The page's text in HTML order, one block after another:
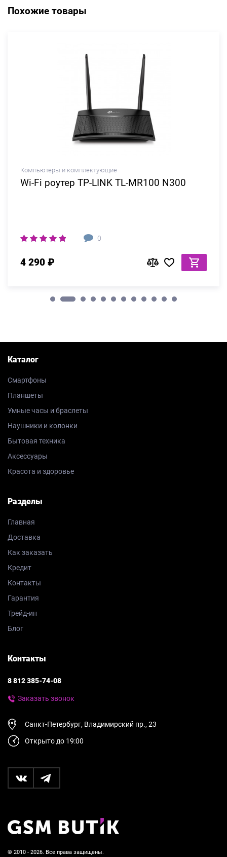
Похожие товары
Компьютеры и комплектующие
Wi-Fi роутер TP-LINK TL-MR100 N300
0
4 290 ₽
© 2010 - 2026. Все права защищены.
Каталог
Смартфоны
Планшеты
Умные часы и браслеты
Наушники и колонки
Бытовая техника
Аксессуары
Красота и здоровье
Разделы
Главная
Доставка
Как заказать
Кредит
Контакты
Гарантия
Трейд-ин
Блог
Контакты
8 812 385-74-08
Заказать звонок
Санкт-Петербург, Владимирский пр., 23
Открыто до 19:00